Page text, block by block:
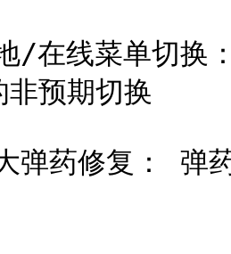
在线菜单切换
预期切换
药修复： 弹